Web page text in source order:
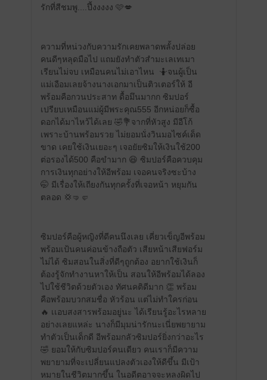
รักที่สีชมพู....ปึ้งงงงง 🩷💋
ความที่หน่วงกับความรักเคยพลาดพลั้งปล่อย
คนดีๆหลุดมือไป แถมยังทำตัวสำมะเลเทเมา
เรียนไม่จบ เหมือนคนไม่เอาไหน 🤷จนผู้เป็น
แม่เอือมเลยจ้างนางเอกมาเป็นติวเตอร์ให้ อี
พร้อมคือกวนประสาท ดื้อมึนมากก ซิมปอร์
เปรียบเหมือนแม่ผู้มีพระคุณ555 อีกหน่อยก็ซื้อ
ดอกได้มาไหว้ได้เลย 🤣💐จากที่หัวสูง มีอีโก้
เพราะบ้านพร้อมรวย ไม่ยอมนั่งวินมอไซค์เด็ด
ขาด เคยใช้เงินเยอะๆ เจอยัยซิมให้เงินใช้200
ต่อรองได้500 คือขำมาก 😆 ซิมปอร์คือควบคุม
การเงินทุกอย่างให้อีพร้อม เจอคนจริงซะบ้าง
🤭 มีเรื่องให้เถียงกันทุกครั้งที่เจอหน้า หยุมกัน
ตลอด 💢🤜🤛
ซิมปอร์คือผู้หญิงที่ดีคนนึงเลย เคี่ยวเข็ญอีพร้อม
พร้อมเป้นคนค่อนข้างถือตัว เสียหน้าเสียฟอร์ม
ไม่ได้ ซิมสอนในสิ่งที่ดีๆถูกต้อง อยากใช้เงินก็
ต้องรู้จักทำงานหาให้เป็น สอนให้อีพร้อมได้ลอง
ไปใช้ชีวิตด้วยตัวเอง ทัศนคติดีมาก 👏 พร้อม
คือพร้อมบวกสมชื่อ หัวร้อน แต่ไม่ทำใครก่อน
🔥 เเอบสงสารพร้อมอยู่นะ ได้เรียนรู้อะไรหลาย
อย่างเลยแหล่ะ นางก็มีมุมน่ารักนะเนี่ยพยายาม
ทำตัวเป็นเด็กดี อีพร้อมกลัวซิมปอร์ยิ่งกว่าอะไร
🤣 ยอมให้กับซิมปอร์คนเดียว คนเราก็มีความ
พยายามที่จะเปลี่ยนแปลงตัวเองให้ดีขึ้น มีเป้า
หมายในชีวิตมากขึ้น ในอดีตอาจจะหลงผิดไป